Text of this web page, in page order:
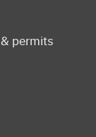
permits